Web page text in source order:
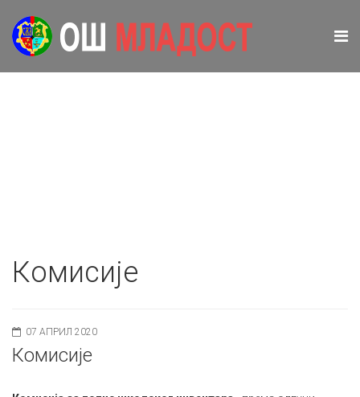
Комисије
07 АПРИЛ 2020
Комисије